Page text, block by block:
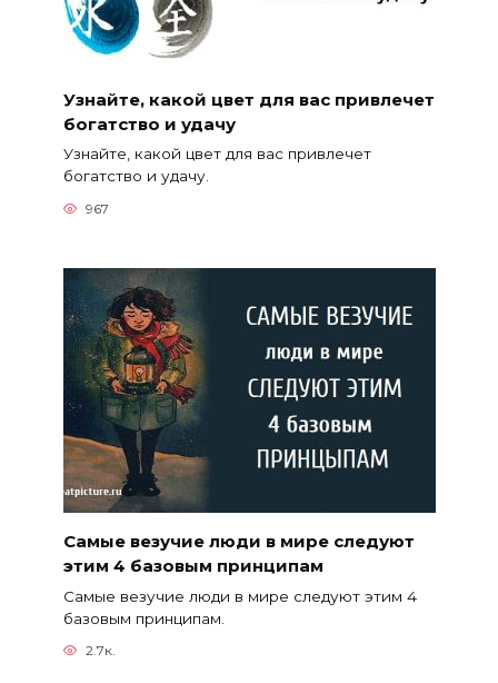
Узнайте, какой цвет для вас привлечет
богатство и удачу
Узнайте, какой цвет для вас привлечет
богатство и удачу.
967
Самые везучие люди в мире следуют
этим 4 базовым принципам
Самые везучие люди в мире следуют этим 4
базовым принципам.
2.7к.